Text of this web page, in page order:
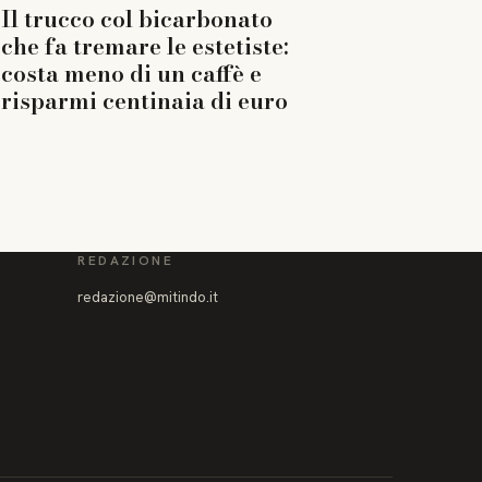
Il trucco col bicarbonato
che fa tremare le estetiste:
costa meno di un caffè e
risparmi centinaia di euro
REDAZIONE
redazione@mitindo.it